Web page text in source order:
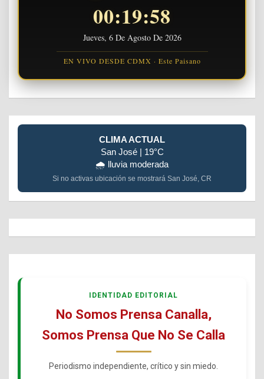
00:20:00
Jueves, 6 De Agosto De 2026
EN VIVO DESDE CDMX · Este Paisano
CLIMA ACTUAL
San José | 19°C
🌧️ lluvia moderada
Si no activas ubicación se mostrará San José, CR
IDENTIDAD EDITORIAL
No Somos Prensa Canalla,
Somos Prensa Que No Se Calla
Periodismo independiente, crítico y sin miedo.